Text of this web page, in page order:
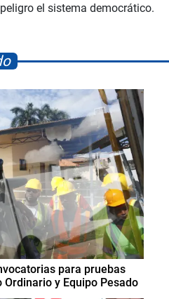
el sistema democrático.
para pruebas
y Equipo Pesado